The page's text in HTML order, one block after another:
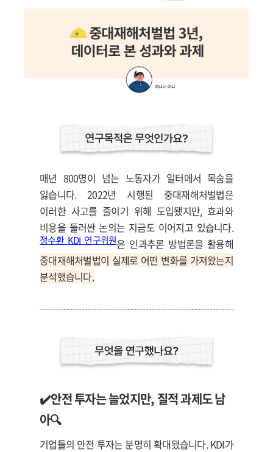
매년 800명이 넘는 노동자가 일터에서 목숨을
잃습니다. 2022년 시행된 중대재해처벌법은
이러한 사고를 줄이기 위해 도입됐지만, 효과와
비용을 둘러싼 논의는 지금도 이어지고 있습니다.
정수환 KDI 연구위원은 인과추론 방법론을 활용해
중대재해처벌법이 실제로 어떤 변화를 가져왔는지
분석했습니다.
✔️안전 투자는 늘었지만, 질적 과제도 남
아🔍
기업들의 안전 투자는 분명히 확대됐습니다. KDI가